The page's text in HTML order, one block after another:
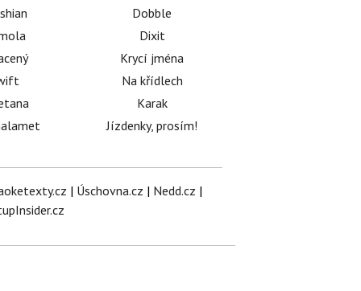
Dobble
Dixit
Krycí jména
Na křídlech
Karak
Jízdenky, prosím!
| Úschovna.cz | Nedd.cz |